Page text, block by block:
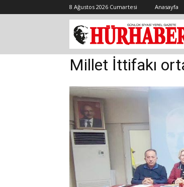
8 Ağustos 2026 Cumartesi Anasayfa
Millet İttifakı